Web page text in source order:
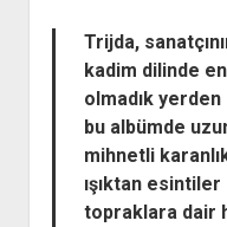
Trijda,
kadim dilinde
olmadık yerden
bu albümde
mihnetli
ışıktan
topraklara dair